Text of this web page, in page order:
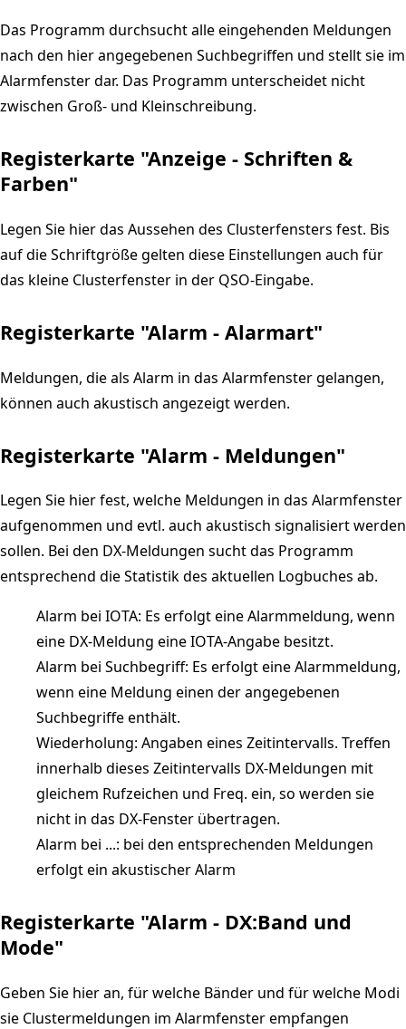
Das Programm durchsucht alle eingehenden Meldungen
nach den hier angegebenen Suchbegriffen und stellt sie im
Alarmfenster dar. Das Programm unterscheidet nicht
zwischen Groß- und Kleinschreibung.
Registerkarte "Anzeige - Schriften &
Farben"
Legen Sie hier das Aussehen des Clusterfensters fest. Bis
auf die Schriftgröße gelten diese Einstellungen auch für
das kleine Clusterfenster in der QSO-Eingabe.
Registerkarte "Alarm - Alarmart"
Meldungen, die als Alarm in das Alarmfenster gelangen,
können auch akustisch angezeigt werden.
Registerkarte "Alarm - Meldungen"
Legen Sie hier fest, welche Meldungen in das Alarmfenster
aufgenommen und evtl. auch akustisch signalisiert werden
sollen. Bei den DX-Meldungen sucht das Programm
entsprechend die Statistik des aktuellen Logbuches ab.
Alarm bei IOTA: Es erfolgt eine Alarmmeldung, wenn
eine DX-Meldung eine IOTA-Angabe besitzt.
Alarm bei Suchbegriff: Es erfolgt eine Alarmmeldung,
wenn eine Meldung einen der angegebenen
Suchbegriffe enthält.
Wiederholung: Angaben eines Zeitintervalls. Treffen
innerhalb dieses Zeitintervalls DX-Meldungen mit
gleichem Rufzeichen und Freq. ein, so werden sie
nicht in das DX-Fenster übertragen.
Alarm bei ...: bei den entsprechenden Meldungen
erfolgt ein akustischer Alarm
Registerkarte "Alarm - DX:Band und
Mode"
Geben Sie hier an, für welche Bänder und für welche Modi
sie Clustermeldungen im Alarmfenster empfangen